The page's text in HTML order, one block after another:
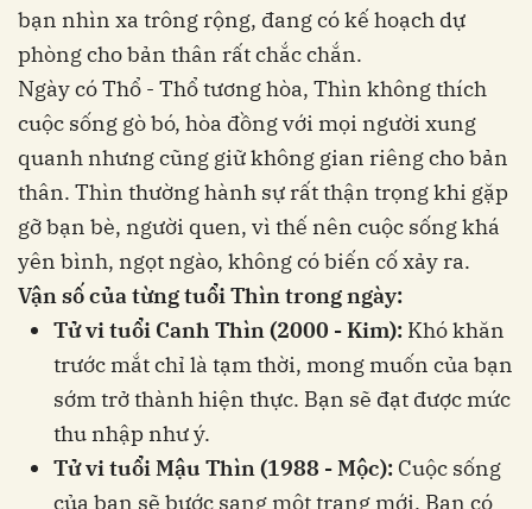
bạn nhìn xa trông rộng, đang có kế hoạch dự
phòng cho bản thân rất chắc chắn.
Ngày có Thổ - Thổ tương hòa, Thìn không thích
cuộc sống gò bó, hòa đồng với mọi người xung
quanh nhưng cũng giữ không gian riêng cho bản
thân. Thìn thường hành sự rất thận trọng khi gặp
gỡ bạn bè, người quen, vì thế nên cuộc sống khá
yên bình, ngọt ngào, không có biến cố xảy ra.
Vận số của từng tuổi Thìn trong ngày:
Tử vi tuổi Canh Thìn (2000 - Kim): Khó khăn
trước mắt chỉ là tạm thời, mong muốn của bạn
sớm trở thành hiện thực. Bạn sẽ đạt được mức
thu nhập như ý.
Tử vi tuổi Mậu Thìn (1988 - Mộc): Cuộc sống
của bạn sẽ bước sang một trang mới. Bạn có